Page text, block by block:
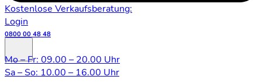
Login
Kostenlose Verkaufsberatung:
0800 00 48 48
Mo – Fr: 09.00 – 20.00 Uhr
Sa – So: 10.00 – 16.00 Uhr